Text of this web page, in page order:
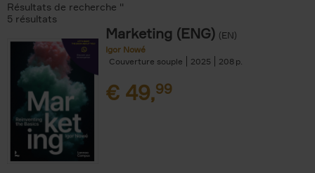
Résultats de recherche ''
5 résultats
Marketing (ENG) (EN)
Igor Nowé
Couverture souple
2025 208
€ 49,99